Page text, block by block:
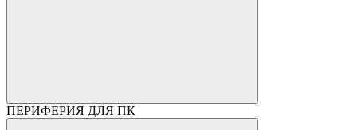
ПЕРИФЕРИЯ ДЛЯ ПК